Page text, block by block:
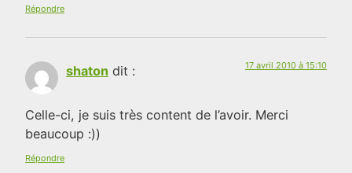
Répondre
shaton dit : 17 avril 2010 à 15:10
Celle-ci, je suis très content de l’avoir. Merci
beaucoup :))
Répondre